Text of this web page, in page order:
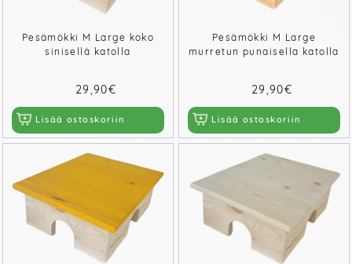
Pesämökki M Large koko
sinisellä katolla
29,90€
Lisää ostoskoriin
Pesämökki M Large
murretun punaisella katolla
29,90€
Lisää ostoskoriin